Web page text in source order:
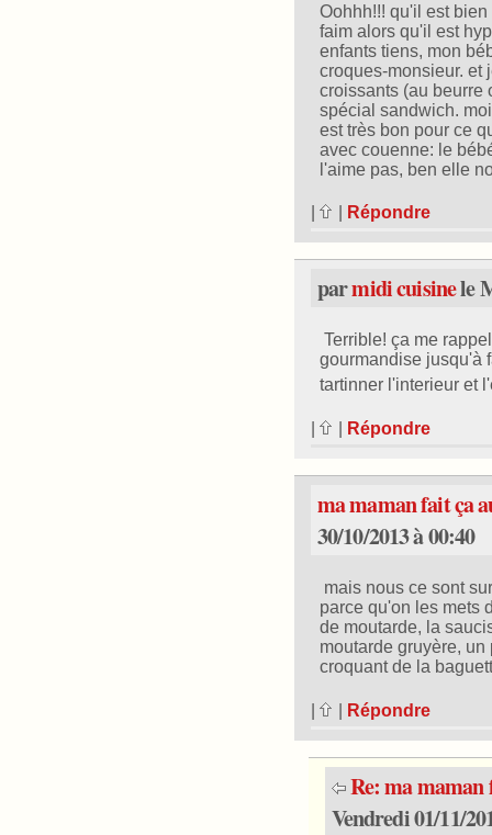
Oohhh!!! qu'il est
faim alors qu'il est
enfants tiens, mon
croques-monsieur. et
croissants (au beurre
spécial sandwich.
est très bon pour ce
avec couenne: le
l'aime pas, ben elle
Répondre
parmidi cuisinele
Terrible! ça me
gourmandise jusqu'à
tartinner l'interieur et
Répondre
ma maman fait ça
30/10/2013 à 00:40
mais nous ce sont
parce qu'on les mets
de moutarde, la
moutarde gruyère,
croquant de la
Répondre
Re: ma maman
Vendredi 01/11/